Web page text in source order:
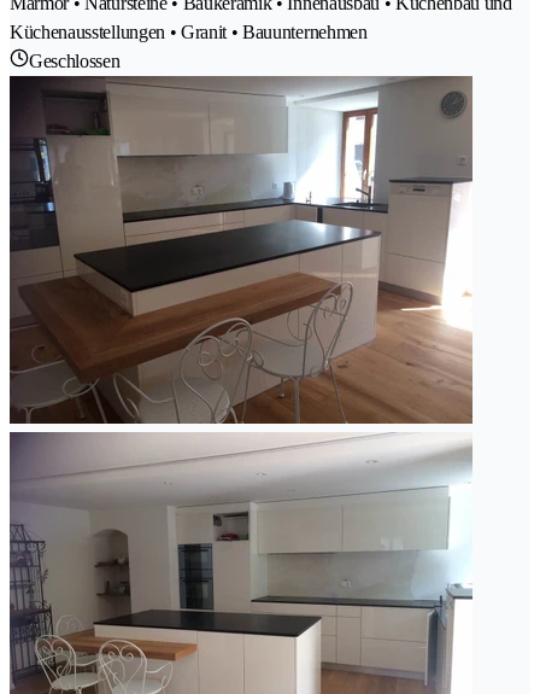
Küchenausstellungen • Granit • Bauunternehmen
Geschlossen